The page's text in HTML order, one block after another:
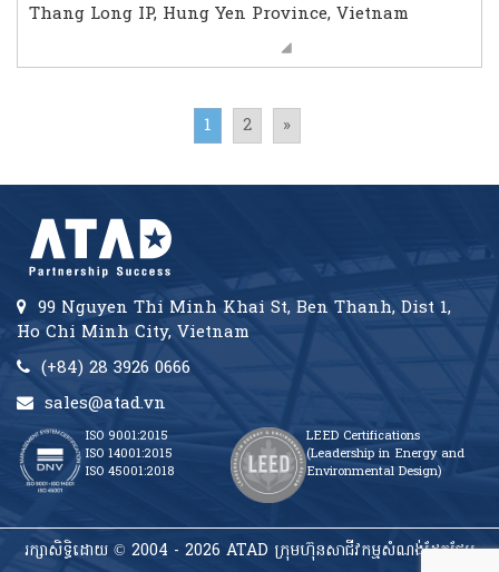
Thang Long IP, Hung Yen Province, Vietnam
1 2 »
99 Nguyen Thi Minh Khai St, Ben Thanh, Dist 1,
Ho Chi Minh City, Vietnam
(+84) 28 3926 0666
sales@atad.vn
ISO 9001:2015
ISO 14001:2015
ISO 45001:2018
LEED Certifications
(Leadership in Energy and
Environmental Design)
រក្សាសិទ្ធិដោយ © 2004 - 2026 ATAD ក្រុមហ៊ុនសាជីវកម្មសំណង់ដែកថែប